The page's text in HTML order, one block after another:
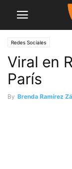
Redes Sociales
Viral en
París
By Brenda Ramírez